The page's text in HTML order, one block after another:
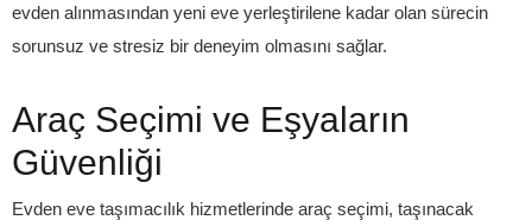
evden alınmasından yeni eve yerleştirilene kadar olan sürecin
sorunsuz ve stresiz bir deneyim olmasını sağlar.
Araç Seçimi ve Eşyaların
Güvenliği
Evden eve taşımacılık hizmetlerinde araç seçimi, taşınacak